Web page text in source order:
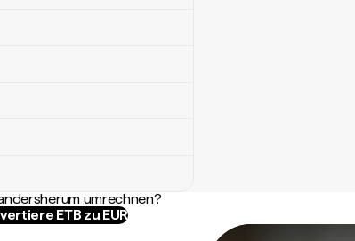
umrechnen?
ETB zu EUR